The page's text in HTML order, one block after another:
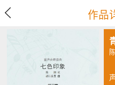
作品